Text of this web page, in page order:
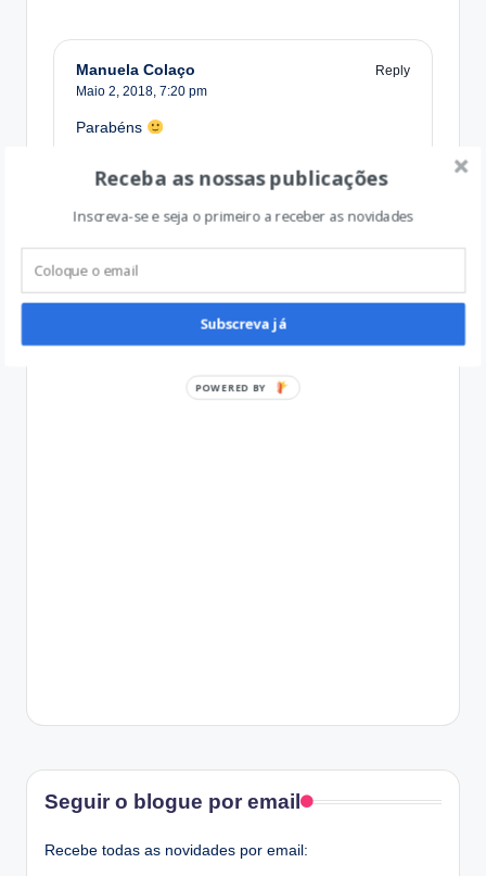
Manuela Colaço
Reply
Maio 2, 2018, 7:20 pm
Parabéns
Qual a vossa opinião?
Seguir o blogue por email
Recebe todas as novidades por email:
Receba as nossas publicações
Inscreva-se e seja o primeiro a receber as novidades
Subscreva já
P